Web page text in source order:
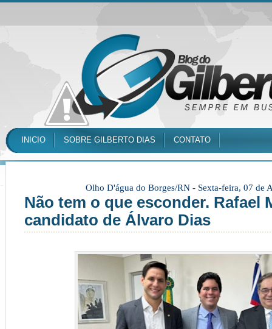
INICIO SOBRE GILBERTO DIAS CONTATO
Olho D'água do Borges/RN - Sexta-feira, 07 de
Não tem o que esconder. Rafael
candidato de Álvaro Dias